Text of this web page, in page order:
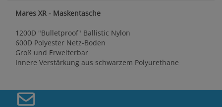
Mares XR - Maskentasche
1200D "Bulletproof" Ballistic Nylon
600D Polyester Netz-Boden
Groß und Erweiterbar
Innere Verstärkung aus schwarzem Polyurethane